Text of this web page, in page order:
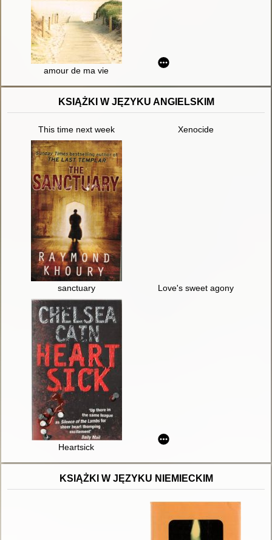
amour de ma vie
KSIĄŻKI W JĘZYKU ANGIELSKIM
This time next week Xenocide
sanctuary Love's sweet agony
Heartsick
KSIĄŻKI W JĘZYKU NIEMIECKIM